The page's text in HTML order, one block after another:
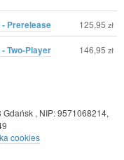
Prerelease 125,95 zł
Two-Player
146,95 zł
Gdańsk, NIP: 9571068214,
cookies